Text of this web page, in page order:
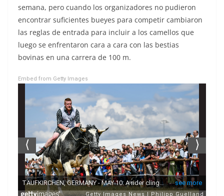
semana, pero cuando los organizadores no pudieron
encontrar suficientes bueyes para competir cambiaron
las reglas de entrada para incluir a los camellos que
luego se enfrentaron cara a cara con las bestias
bovinas en una carrera de 100 m.
Embed from Getty Images